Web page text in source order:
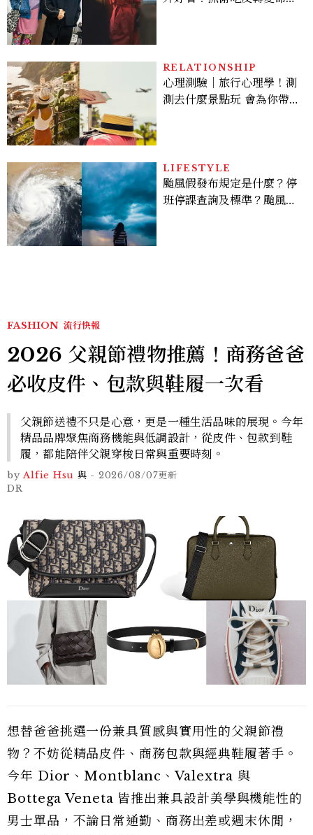
看點懶人包
RELATIONSHIP
心理測驗｜旅行心理學！測
測去什麼景點玩 會為你帶來
LIFESTYLE
颱風假發布規定是什麼？停
班停課查詢及標準？颱風假
FASHION 流行快報
2026 父親節禮物推薦！商務爸爸
必收皮件、包款與鞋履一次看
父親節送禮不只是心意，更是一種生活品味的展現。今年
精品品牌聚焦商務機能與低調設計，從皮件、包款到鞋
履，都能陪伴父親穿梭日常與重要時刻。
by Alfie Hsu 與 - 2026/08/07更新
DR
想替爸爸挑選一份兼具質感與實用性的父親節禮
物？不妨從精品皮件、商務包款與經典鞋履著手。
今年 Dior、Montblanc、Valextra 與
Bottega Veneta 皆推出兼具設計美學與機能性的
男士單品，不論日常通勤、商務出差或週末休閒，